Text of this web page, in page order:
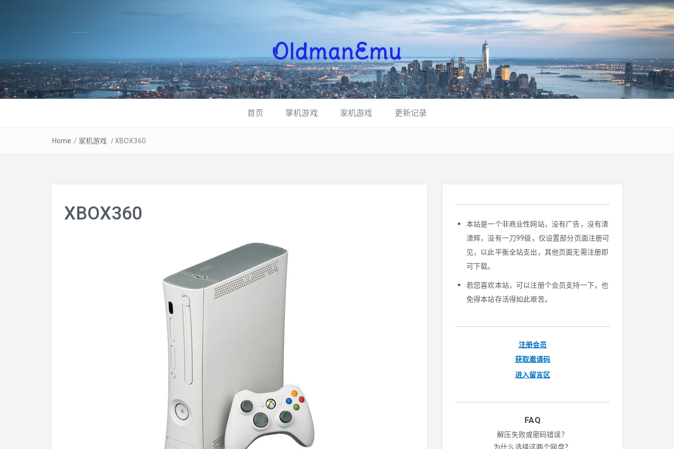
OldmanEmu
首页 掌机游戏 家机游戏 更新记录
Home / 家机游戏 /XBOX360
XBOX360
本站是一个非商业性网站，没有广告，没有渣
渣辉，没有一刀99级，仅设置部分页面注册可
见，以此平衡全站支出，其他页面无需注册即
可下载。
若您喜欢本站，可以注册个会员支持一下，也
免得本站存活得如此艰苦。
注册会员
获取邀请码
进入留言区
FAQ
解压失败或密码错误？
为什么选择这两个网盘？